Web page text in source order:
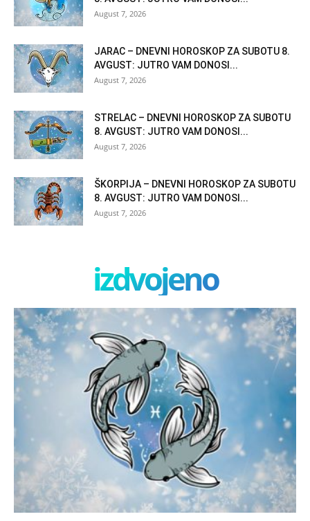
August 7, 2026
JARAC – DNEVNI HOROSKOP ZA SUBOTU 8.
AVGUST: JUTRO VAM DONOSI...
August 7, 2026
STRELAC – DNEVNI HOROSKOP ZA SUBOTU
8. AVGUST: JUTRO VAM DONOSI...
August 7, 2026
ŠKORPIJA – DNEVNI HOROSKOP ZA SUBOTU
8. AVGUST: JUTRO VAM DONOSI...
August 7, 2026
izdvojeno